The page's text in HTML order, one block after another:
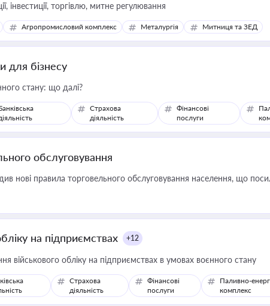
інвестиції, торгівлю, митне регулювання
Агропромисловий комплекс Металургія Митниця та ЗЕД
для бізнесу
стану: що далі?
Страхова
діяльність
Фінансові
послуги
обслуговування
нові правила торговельного обслуговування населення, що
на підприємствах +12
військового обліку на підприємствах в умовах воєнного стану
Страхова
діяльність
Фінансові
послуги
Паливно-
комплекс